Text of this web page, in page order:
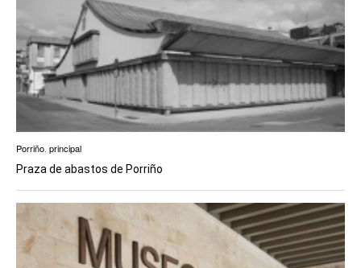
Porriño principal
Praza de abastos de Porriño